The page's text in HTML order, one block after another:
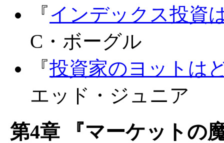
『インデックス投資
C・ボーグル
『投資家のヨットは
エッド・ジュニア
第4章 『マーケットの